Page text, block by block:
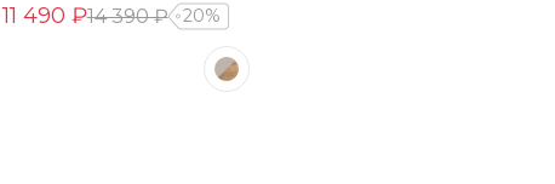
11 490 ₽14 390 ₽ 20%